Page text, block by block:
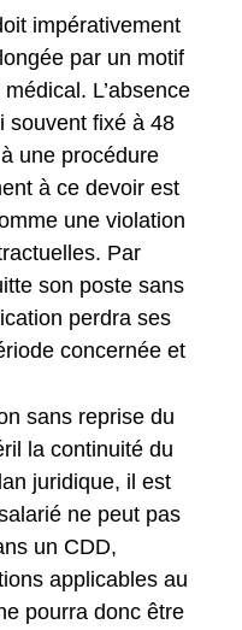
impérativement
par un motif
L’absence
souvent fixé à 48
une procédure
à ce devoir est
une violation
Par
son poste sans
perdra ses
concernée et
sans reprise du
la continuité du
juridique, il est
ne peut pas
un CDD,
applicables au
pourra donc être